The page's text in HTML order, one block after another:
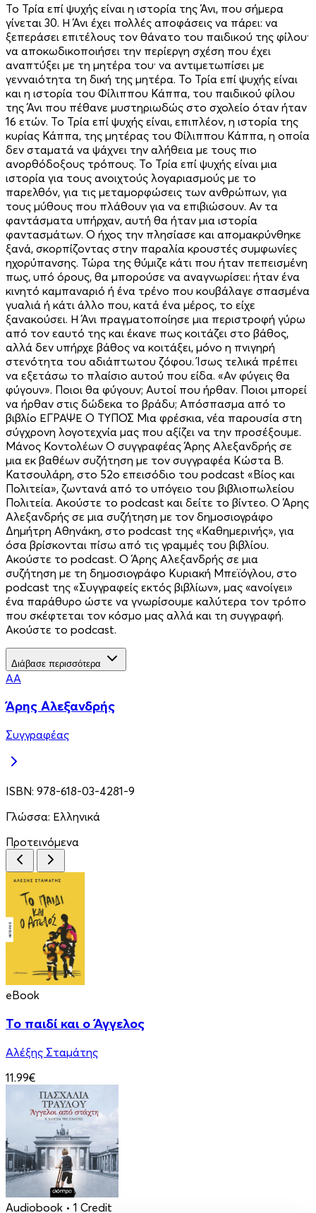
Το Τρία επί ψυχής είναι η ιστορία της Άνι, που σήμερα
γίνεται 30. Η Άνι έχει πολλές αποφάσεις να πάρει: να
ξεπεράσει επιτέλους τον θάνατο του παιδικού της φίλου·
να αποκωδικοποιήσει την περίεργη σχέση που έχει
αναπτύξει με τη μητέρα του· να αντιμετωπίσει με
γενναιότητα τη δική της μητέρα. Το Τρία επί ψυχής είναι
και η ιστορία του Φίλιππου Κάππα, του παιδικού φίλου
της Άνι που πέθανε μυστηριωδώς στο σχολείο όταν ήταν
16 ετών. Το Τρία επί ψυχής είναι, επιπλέον, η ιστορία της
κυρίας Κάππα, της μητέρας του Φίλιππου Κάππα, η οποία
δεν σταματά να ψάχνει την αλήθεια με τους πιο
ανορθόδοξους τρόπους. Το Τρία επί ψυχής είναι μια
ιστορία για τους ανοιχτούς λογαριασμούς με το
παρελθόν, για τις μεταμορφώσεις των ανθρώπων, για
τους μύθους που πλάθουν για να επιβιώσουν. Αν τα
φαντάσματα υπήρχαν, αυτή θα ήταν μια ιστορία
φαντασμάτων. Ο ήχος την πλησίασε και απομακρύνθηκε
ξανά, σκορπίζοντας στην παραλία κρουστές συμφωνίες
ηχορύπανσης. Τώρα της θύμιζε κάτι που ήταν πεπεισμένη
πως, υπό όρους, θα μπορούσε να αναγνωρίσει: ήταν ένα
κινητό καμπαναριό ή ένα τρένο που κουβάλαγε σπασμένα
γυαλιά ή κάτι άλλο που, κατά ένα μέρος, το είχε
ξανακούσει. Η Άνι πραγματοποίησε μια περιστροφή γύρω
από τον εαυτό της και έκανε πως κοιτάζει στο βάθος,
αλλά δεν υπήρχε βάθος να κοιτάξει, μόνο η πνιγηρή
στενότητα του αδιάπτωτου ζόφου. Ίσως τελικά πρέπει
να εξετάσω το πλαίσιο αυτού που είδα. «Αν φύγεις θα
φύγουν». Ποιοι θα φύγουν; Αυτοί που ήρθαν. Ποιοι μπορεί
να ήρθαν στις δώδεκα το βράδυ; Απόσπασμα από το
βιβλίο ΕΓΡΑΨΕ Ο ΤΥΠΟΣ Μια φρέσκια, νέα παρουσία στη
σύγχρονη λογοτεχνία μας που αξίζει να την προσέξουμε.
Μάνος Κοντολέων Ο συγγραφέας Άρης Αλεξανδρής σε
μια εκ βαθέων συζήτηση με τον συγγραφέα Κώστα Β.
Κατσουλάρη, στο 52ο επεισόδιο του podcast «Βίος και
Πολιτεία», ζωντανά από το υπόγειο του βιβλιοπωλείου
Πολιτεία. Ακούστε το podcast και δείτε το βίντεο. Ο Άρης
Αλεξανδρής σε μια συζήτηση με τον δημοσιογράφο
Δημήτρη Αθηνάκη, στο podcast της «Καθημερινής», για
όσα βρίσκονται πίσω από τις γραμμές του βιβλίου.
Ακούστε το podcast. Ο Άρης Αλεξανδρής σε μια
συζήτηση με τη δημοσιογράφο Κυριακή Μπεϊόγλου, στο
podcast της «Συγγραφείς εκτός βιβλίων», μας «ανοίγει»
ένα παράθυρο ώστε να γνωρίσουμε καλύτερα τον τρόπο
που σκέφτεται τον κόσμο μας αλλά και τη συγγραφή.
Ακούστε το podcast.
Διάβασε περισσότερα
ΆΑ
Άρης Αλεξανδρής
Συγγραφέας
ISBN: 978-618-03-4281-9
Γλώσσα: Ελληνικά
Προτεινόμενα
eBook
Το παιδί και ο Άγγελος
Αλέξης Σταμάτης
11.99€
Audiobook • 1 Credit